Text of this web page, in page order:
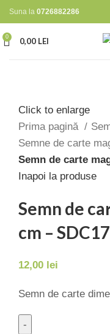
Suna la 0726882286
0 0,00 LEI
Click to enlarge
Prima pagină
Semne de carte
Semn de carte
Inapoi la produse
Semn de
cm –
12,00 lei
Semn de carte